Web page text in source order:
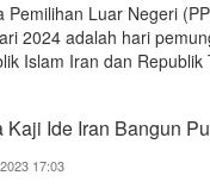
Pemilihan Luar Negeri
2024 adalah hari
Islam Iran dan Republik
Kaji Ide Iran Bangun
17:03